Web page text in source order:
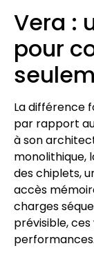
Vera :
pour
La différence
par rapport
à son
monolithique,
des chiplets,
accès
charges
prévisible,
performances.